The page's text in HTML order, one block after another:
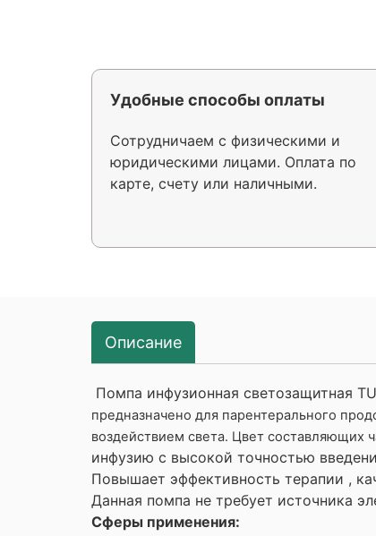
Удобные способы оплаты
Сотрудничаем с физическими и
юридическими лицами. Оплата по
карте, счету или наличными.
Описание
Помпа инфузионная светозащитная
предназначено для парентерального
воздействием света. Цвет составляющих
инфузию с высокой точностью
Повышает эффективность терапии ,
Данная помпа не требует источника
Сферы применения: